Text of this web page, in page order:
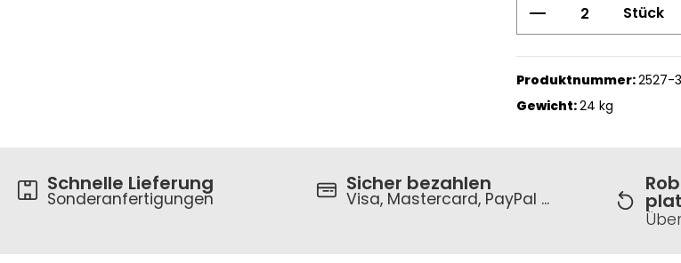
Produkt Stück
Produktnummer:2527-
Gewicht:24 kg
Schnelle Lieferung
Sonderanfertigungen
Sicher bezahlen
Visa, Mastercard, PayPal ...